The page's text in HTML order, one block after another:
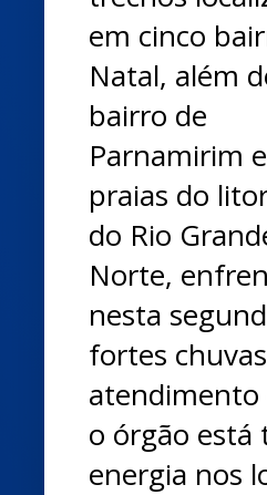
em cinco
Natal, além
bairro de
Parnamirim e
praias do
do Rio
Norte,
nesta
fortes
atendimento
o órgão está
energia nos